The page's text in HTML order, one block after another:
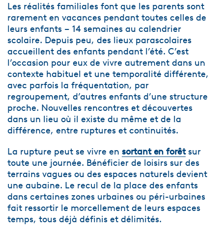
Les réalités familiales font que les parents sont
rarement en vacances pendant toutes celles de
leurs enfants – 14 semaines au calendrier
scolaire. Depuis peu, des lieux parascolaires
accueillent des enfants pendant l’été. C’est
l’occasion pour eux de vivre autrement dans un
contexte habituel et une temporalité différente,
avec parfois la fréquentation, par
regroupement, d’autres enfants d’une structure
proche. Nouvelles rencontres et découvertes
dans un lieu où il existe du même et de la
différence, entre ruptures et continuités.
La rupture peut se vivre en sortant en forêtsur
toute une journée. Bénéficier de loisirs sur des
terrains vagues ou des espaces naturels devient
une aubaine. Le recul de la place des enfants
dans certaines zones urbaines ou péri-urbaines
fait ressortir le morcellement de leurs espaces
temps, tous déjà définis et délimités.